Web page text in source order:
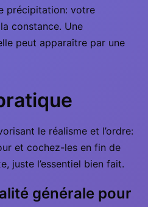
précipitation: votre
constance. Une
peut apparaître par une
le réalisme et l’ordre:
et cochez-les en fin de
juste l’essentiel bien fait.
générale pour